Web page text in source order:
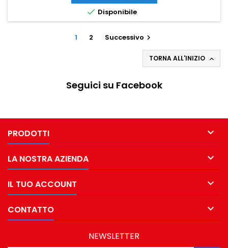
 Disponibile
1 2 Successivo 
TORNA ALL'INIZIO 
Seguici su Facebook
PRODOTTI 
LA NOSTRA AZIENDA 
IL TUO ACCOUNT 
CONTATTO 
NEWSLETTER